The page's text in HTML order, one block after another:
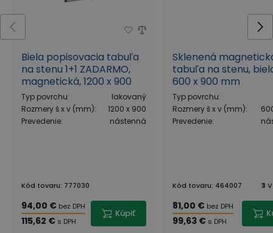
Biela popisovacia tabuľa
na stenu 1+1 ZADARMO,
magnetická, 1200 x 900
mm
Typ povrchu:
lakovaný
Rozmery š x v (mm):
1200 x 900
Prevedenie: nástenná
Kód tovaru: 777030
94,00 € bez DPH
115,62 € s DPH
Kúpiť
Sklenená
tabuľa na stenu,
600 x 900 mm
Typ povrchu:
Rozmery š x v (mm):
Prevedenie:
Kód tovaru: 464007 3
81,00 € bez DPH
99,63 € s DPH